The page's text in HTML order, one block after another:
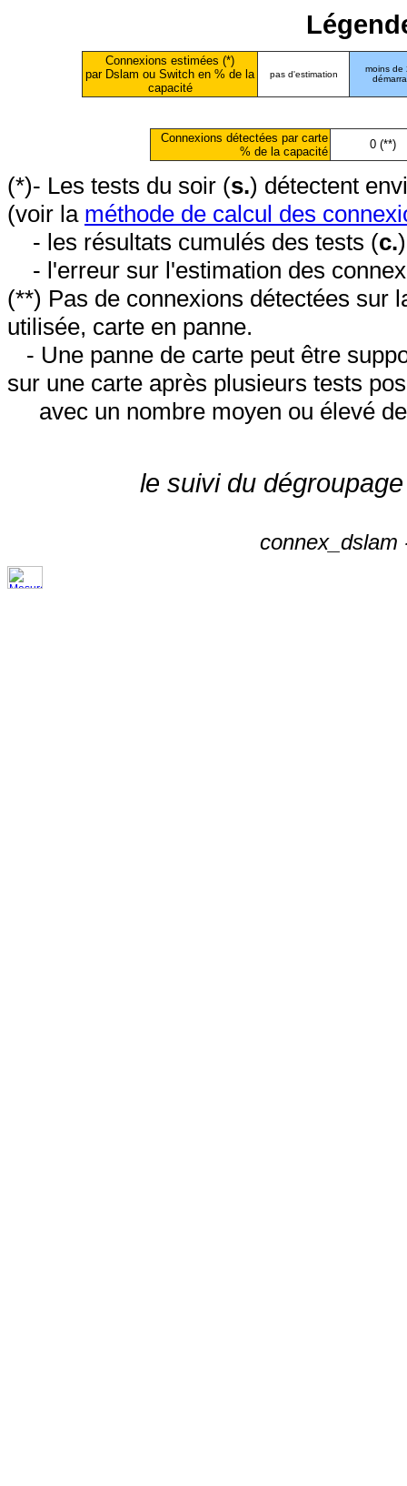
Connexions estimées (*)
par Dslam ou Switch en % de la
capacité
pas d'estimation
moins de
Connexions détectées par carte
% de la capacité
0 (**)
(*)- Les tests du soir (s.) détectent
(voir la méthode de calcul des
- les résultats cumulés des tests (c.
- l'erreur sur l'estimation des
(**) Pas de connexions détectées sur
utilisée, carte en panne.
- Une panne de carte peut être
sur une carte après plusieurs tests
avec un nombre moyen ou élevé
le suivi du
connex_dslam